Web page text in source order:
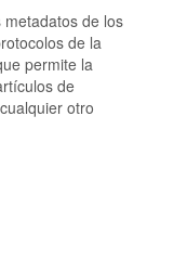
metadatos de los
de la
permite la
de
otro